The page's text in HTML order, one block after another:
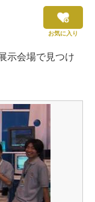
お気に入り
示会場で見つけ